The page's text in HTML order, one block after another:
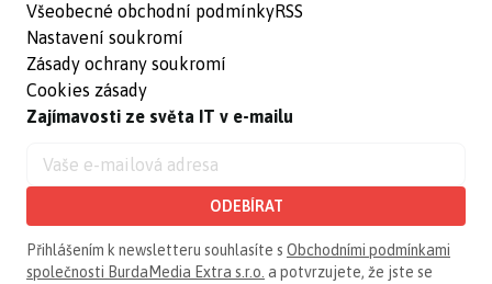
Všeobecné obchodní podmínky
Nastavení soukromí
Zásady ochrany soukromí
Cookies zásady
RSS
Zajímavosti ze světa IT v e-mailu
ODEBÍRAT
Přihlášením k newsletteru souhlasíte s Obchodními podmínkami
společnosti BurdaMedia Extra s.r.o. a potvrzujete, že jste se